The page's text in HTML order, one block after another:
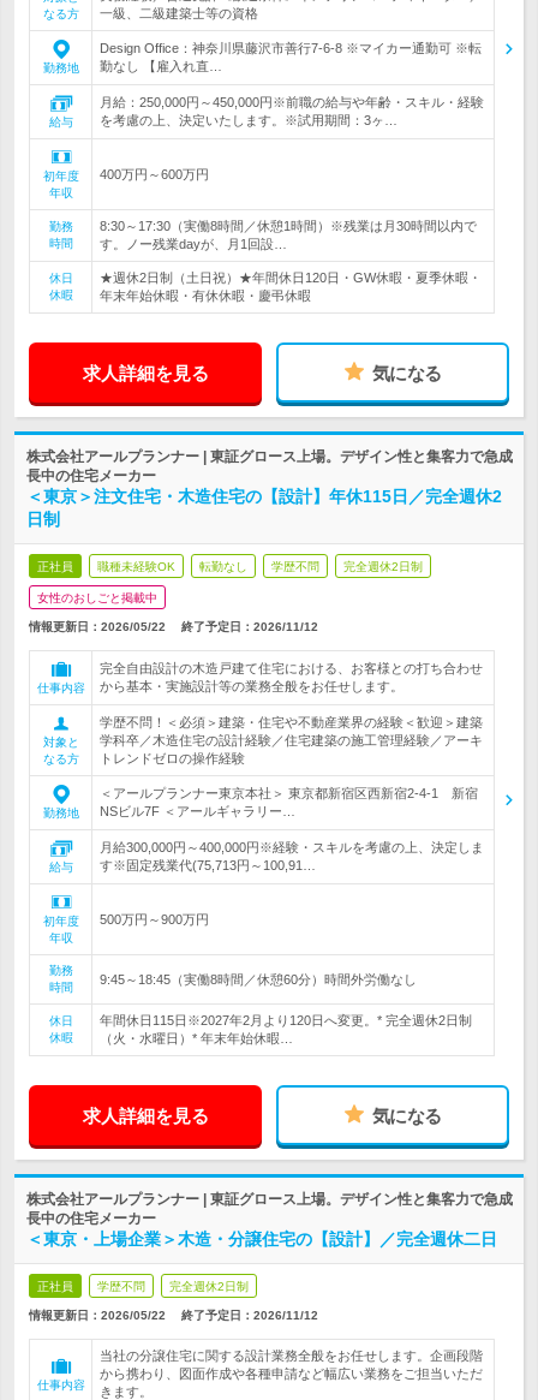
なる方
一級、二級建築士等の資格
勤務地
Design Office：神奈川県藤沢市善行7-6-8 ※マイカー通勤可 ※転
勤なし 【雇入れ直…
給与
月給：250,000円～450,000円※前職の給与や年齢・スキル・経験
を考慮の上、決定いたします。※試用期間：3ヶ…
初年度
年収
400万円～600万円
勤務
時間
8:30～17:30（実働8時間／休憩1時間）※残業は月30時間以内で
す。ノー残業dayが、月1回設…
休日
休暇
★週休2日制（土日祝）★年間休日120日・GW休暇・夏季休暇・
年末年始休暇・有休休暇・慶弔休暇
求人詳細を見る 気になる
株式会社アールプランナー | 東証グロース上場。デザイン性と集客力で急成
長中の住宅メーカー
＜東京＞注文住宅・木造住宅の【設計】年休115日／完全週休2
日制
正社員 職種未経験OK 転勤なし 学歴不問 完全週休2日制
女性のおしごと掲載中
情報更新日：2026/05/22 終了予定日： 2026/11/12
仕事内容
完全自由設計の木造戸建て住宅における、お客様との打ち合わせ
から基本・実施設計等の業務全般をお任せします。
対象と
なる方
学歴不問！＜必須＞建築・住宅や不動産業界の経験＜歓迎＞建築
学科卒／木造住宅の設計経験／住宅建築の施工管理経験／アーキ
トレンドゼロの操作経験
勤務地
＜アールプランナー東京本社＞ 東京都新宿区西新宿2-4-1 新宿
NSビル7F ＜アールギャラリー…
給与
月給300,000円～400,000円※経験・スキルを考慮の上、決定しま
す※固定残業代(75,713円～100,91…
初年度
年収
500万円～900万円
勤務
時間
9:45～18:45（実働8時間／休憩60分）時間外労働なし
休日
休暇
年間休日115日※2027年2月より120日へ変更。* 完全週休2日制
（火・水曜日）* 年末年始休暇…
求人詳細を見る 気になる
株式会社アールプランナー | 東証グロース上場。デザイン性と集客力で急成
長中の住宅メーカー
＜東京・上場企業＞木造・分譲住宅の【設計】／完全週休二日
正社員 学歴不問 完全週休2日制
情報更新日：2026/05/22 終了予定日： 2026/11/12
仕事内容
当社の分譲住宅に関する設計業務全般をお任せします。企画段階
から携わり、図面作成や各種申請など幅広い業務をご担当いただ
きます。